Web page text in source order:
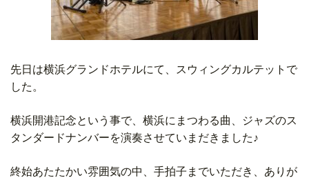
先日は横浜グランドホテルにて、スウィングカルテットで
した。
横浜開港記念という事で、横浜にまつわる曲、ジャズのス
タンダードナンバーを演奏させていまだきました♪
終始あたたかい雰囲気の中、手拍子までいただき、ありが